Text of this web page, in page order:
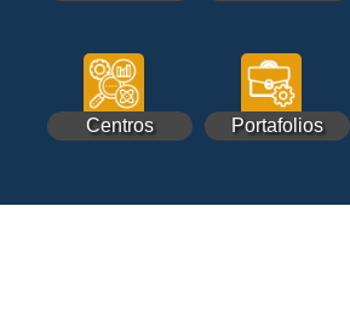
Centros Portafolios